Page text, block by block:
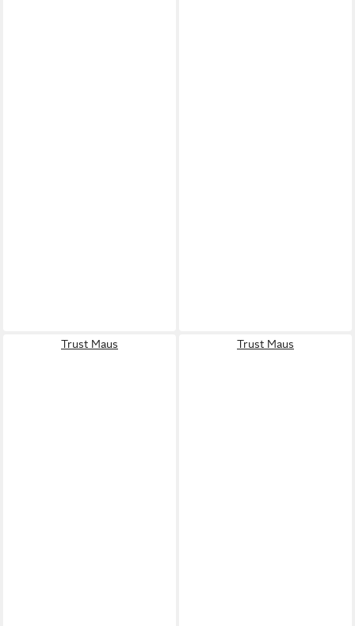
Trust Maus Trust Maus